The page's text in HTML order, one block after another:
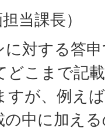
当課長）
対する答
どこまで記
すが、例え
中に加え